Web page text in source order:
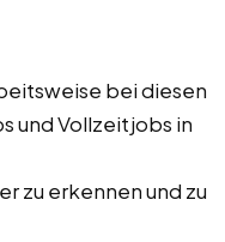
bei diesen
und Vollzeitjobs in
zu erkennen und zu